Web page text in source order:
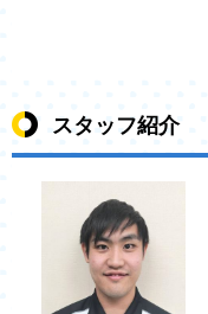
スタッフ紹介